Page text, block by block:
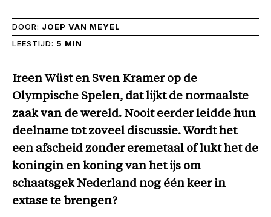
DOOR: JOEP VAN MEYEL
LEESTIJD: 5 MIN
Ireen Wüst en Sven Kramer op de
Olympische Spelen, dat lijkt de normaalste
zaak van de wereld. Nooit eerder leidde hun
deelname tot zoveel discussie. Wordt het
een afscheid zonder eremetaal of lukt het de
koningin en koning van het ijs om
schaatsgek Nederland nog één keer in
extase te brengen?